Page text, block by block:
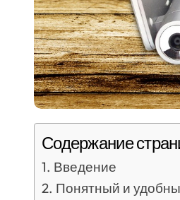
Содержание
Введение
Понятный и